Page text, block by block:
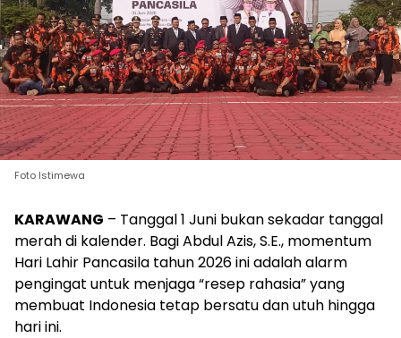
Foto Istimewa
KARAWANG – Tanggal 1 Juni bukan sekadar tanggal
merah di kalender. Bagi Abdul Azis, S.E., momentum
Hari Lahir Pancasila tahun 2026 ini adalah alarm
pengingat untuk menjaga “resep rahasia” yang
membuat Indonesia tetap bersatu dan utuh hingga
hari ini.